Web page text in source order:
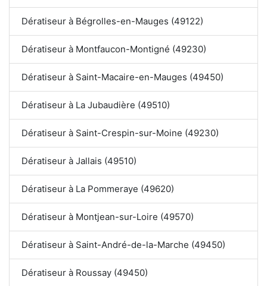
Dératiseur à Bégrolles-en-Mauges (49122)
Dératiseur à Montfaucon-Montigné (49230)
Dératiseur à Saint-Macaire-en-Mauges (49450)
Dératiseur à La Jubaudière (49510)
Dératiseur à Saint-Crespin-sur-Moine (49230)
Dératiseur à Jallais (49510)
Dératiseur à La Pommeraye (49620)
Dératiseur à Montjean-sur-Loire (49570)
Dératiseur à Saint-André-de-la-Marche (49450)
Dératiseur à Roussay (49450)